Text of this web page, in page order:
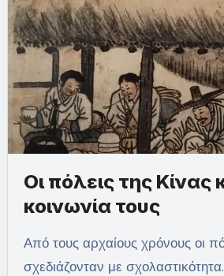
Οι πόλεις της Κίνας
κοινωνία τους
Από τους αρχαίους χρόνους οι πόλεις της Κίνας
σχεδιάζονταν με